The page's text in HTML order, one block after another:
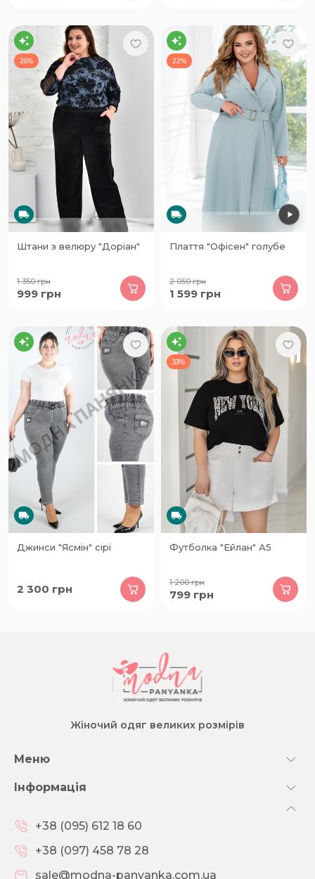
26%
Штани з велюру "Доріан"
1 350грн
999 грн
22%
Плаття "Офісен" голубе
2 050грн
1 599 грн
Джинси "Ясмін" сірі
2 300 грн
33%
Футболка "Ейлан" А5
1 200грн
799 грн
Жіночий одяг великих розмірів
Меню
Інформація
+38 (095) 612 18 60
+38 (097) 458 78 28
sale@modna-panyanka.com.ua